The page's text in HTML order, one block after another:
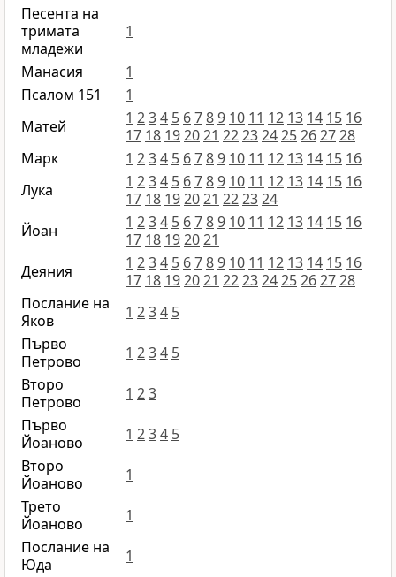
Песента на
тримата
младежи
1
Манасия
1
Псалом 151
1
Матей
1 234 5 6789 10 11 12 13 14 15 16
17 18 192021 22232425262728
Марк
1 234 5 6789 10 11 12 13 14 15 16
Лука
1 234 5 6789 10 11 12 13 14 15 16
17 18 192021 222324
Йоан
1 234 5 6789 10 11 12 13 14 15 16
17 18 192021
Деяния
1 234 5 6789 10 11 12 13 14 15 16
17 18 192021 22232425262728
Послание на
Яков
1 234 5
Първо
Петрово
1 234 5
Второ
Петрово
1 23
Първо
Йоаново
1 234 5
Второ
Йоаново
1
Трето
Йоаново
1
Послание на
Юда
1